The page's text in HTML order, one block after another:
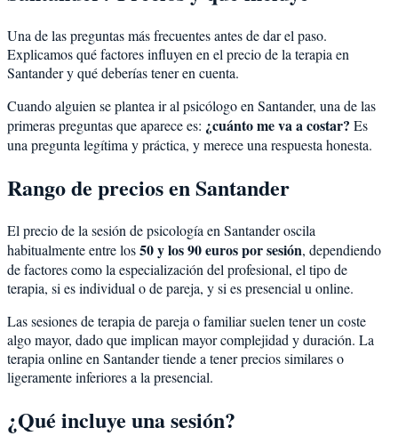
Una de las preguntas más frecuentes antes de dar el paso.
Explicamos qué factores influyen en el precio de la terapia en
Santander y qué deberías tener en cuenta.
Cuando alguien se plantea ir al psicólogo en Santander, una de las
primeras preguntas que aparece es: ¿cuánto me va a costar? Es
una pregunta legítima y práctica, y merece una respuesta honesta.
Rango de precios en Santander
El precio de la sesión de psicología en Santander oscila
habitualmente entre los50 y los 90 euros por sesión, dependiendo
de factores como la especialización del profesional, el tipo de
terapia, si es individual o de pareja, y si es presencial u online.
Las sesiones de terapia de pareja o familiar suelen tener un coste
algo mayor, dado que implican mayor complejidad y duración. La
terapia online en Santander tiende a tener precios similares o
ligeramente inferiores a la presencial.
¿Qué incluye una sesión?